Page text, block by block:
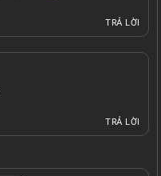
TRẢ LỜI
TRẢ LỜI